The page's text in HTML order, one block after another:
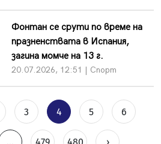
Фонтан се срути по време на
празненствата в Испания,
загина момче на 13 г.
20.07.2026, 12:51 | Спорт
3 4 5 6